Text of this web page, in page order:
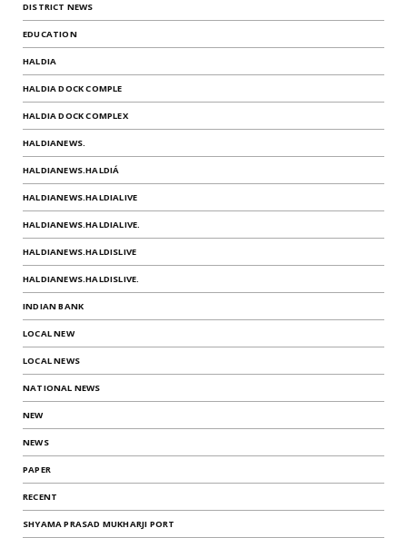
DISTRICT NEWS
EDUCATION
HALDIA
HALDIA DOCK COMPLE
HALDIA DOCK COMPLEX
HALDIANEWS.
HALDIANEWS.HALDIÁ
HALDIANEWS.HALDIALIVE
HALDIANEWS.HALDIALIVE.
HALDIANEWS.HALDISLIVE
HALDIANEWS.HALDISLIVE.
INDIAN BANK
LOCAL NEW
LOCAL NEWS
NATIONAL NEWS
NEW
NEWS
PAPER
RECENT
SHYAMA PRASAD MUKHARJI PORT